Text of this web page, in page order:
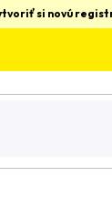
si novú